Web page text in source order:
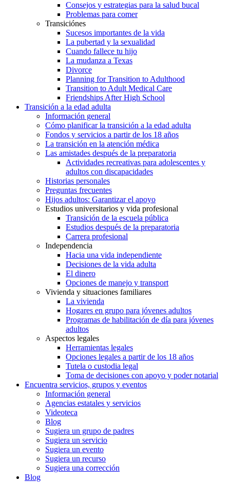
Consejos y estrategias para la salud bucal
Problemas para comer
Transiciónes
Sucesos importantes de la vida
La pubertad y la sexualidad
Cuando fallece tu hijo
La mudanza a Texas
Divorce
Planning for Transition to Adulthood
Transition to Adult Medical Care
Friendships After High School
Transición a la edad adulta
Información general
Cómo planificar la transición a la edad adulta
Fondos y servicios a partir de los 18 años
La transición en la atención médica
Las amistades después de la preparatoria
Actividades recreativas para adolescentes y
adultos con discapacidades
Historias personales
Preguntas frecuentes
Hijos adultos: Garantizar el apoyo
Estudios universitarios y vida profesional
Transición de la escuela pública
Estudios después de la preparatoria
Carrera profesional
Independencia
Hacia una vida independiente
Decisiones de la vida adulta
El dinero
Opciones de manejo y transport
Vivienda y situaciones familiares
La vivienda
Hogares en grupo para jóvenes adultos
Programas de habilitación de día para jóvenes
adultos
Aspectos legales
Herramientas legales
Opciones legales a partir de los 18 años
Tutela o custodia legal
Toma de decisiones con apoyo y poder notarial
Encuentra servicios, grupos y eventos
Información general
Agencias estatales y servicios
Videoteca
Blog
Sugiera un grupo de padres
Sugiera un servicio
Sugiera un evento
Sugiera un recurso
Sugiera una corrección
Blog